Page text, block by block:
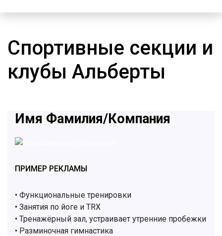
Спортивные секции и
клубы Альберты
Имя Фамилия/Компания
ПРИМЕР РЕКЛАМЫ
• Функциональные тренировки
• Занятия по йоге и TRX
• Тренажёрный зал, устраивает утренние пробежки
• Разминочная гимнастика